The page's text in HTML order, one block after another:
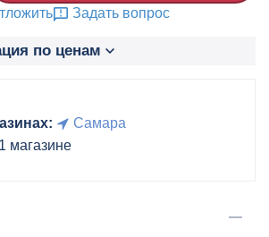
Задать вопрос
по ценам
Самара
магазине